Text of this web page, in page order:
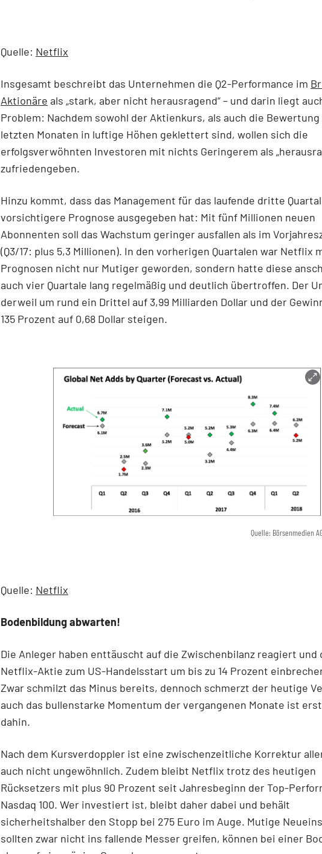
Quelle: Netflix
Insgesamt beschreibt das Unternehmen die Q2-Performance im
Aktionäre als „stark, aber nicht herausragend“ – und darin liegt
Problem: Nachdem sowohl der Aktienkurs, als auch die
letzten Monaten in luftige Höhen geklettert sind, wollen sich die
erfolgsverwöhnten Investoren mit nichts Geringerem als
zufriedengeben.
Hinzu kommt, dass das Management für das laufende dritte
vorsichtigere Prognose ausgegeben hat: Mit fünf Millionen neuen
Abonnenten soll das Wachstum geringer ausfallen als im
(Q3/17: plus 5,3 Millionen). In den vorherigen Quartalen war Netflix
Prognosen nicht nur Mutiger geworden, sondern hatte diese
auch vier Quartale lang regelmäßig und deutlich übertroffen. Der
derweil um rund ein Drittel auf 3,99 Milliarden Dollar und der
135 Prozent auf 0,68 Dollar steigen.
Quelle: Börsenmedien
Quelle: Netflix
Bodenbildung abwarten!
Die Anleger haben enttäuscht auf die Zwischenbilanz reagiert und
Netflix-Aktie zum US-Handelsstart um bis zu 14 Prozent
Zwar schmilzt das Minus bereits, dennoch schmerzt der heutige
auch das bullenstarke Momentum der vergangenen Monate ist
dahin.
Nach dem Kursverdoppler ist eine zwischenzeitliche Korrektur
auch nicht ungewöhnlich. Zudem bleibt Netflix trotz des heutigen
Rücksetzers mit plus 90 Prozent seit Jahresbeginn der Top-
Nasdaq 100. Wer investiert ist, bleibt daher dabei und behält
sicherheitshalber den Stopp bei 275 Euro im Auge. Mutige
sollten zwar nicht ins fallende Messer greifen, können bei einer